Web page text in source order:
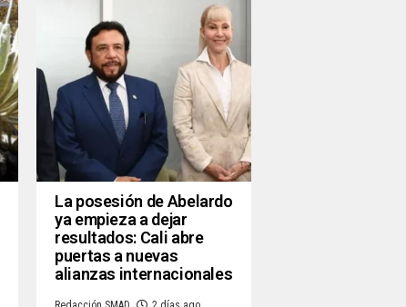
La posesión de Abelardo
ya empieza a dejar
resultados: Cali abre
puertas a nuevas
alianzas internacionales